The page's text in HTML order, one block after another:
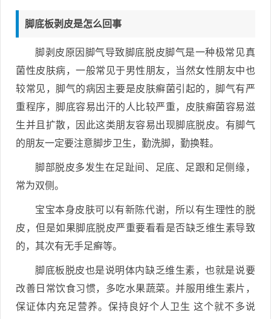
脚底板剥皮是怎么回事
脚剥皮原因脚气导致脚底脱皮脚气是一种极常见真
菌性皮肤病，一般常见于男性朋友，当然女性朋友中也
较常见，脚气的病因主要是皮肤癣菌引起的，脚气有严
重程序，脚底容易出汗的人比较严重，皮肤癣菌容易滋
生并且扩散，因此这类朋友容易出现脚底脱皮。有脚气
的朋友一定要注意脚步卫生，勤洗脚，勤换鞋。
脚部脱皮多发生在足趾间、足底、足跟和足侧缘，
常为双侧。
宝宝本身皮肤可以有新陈代谢，所以有生理性的脱
皮，但是如果脚底脱皮严重要看看是否缺乏维生素导致
的，其次有无手足癣等。
脚底板脱皮也是说明体内缺乏维生素，也就是说要
改善日常饮食习惯，多吃水果蔬菜。并服用维生素片，
保证体内充足营养。保持良好个人卫生 这个就不多说